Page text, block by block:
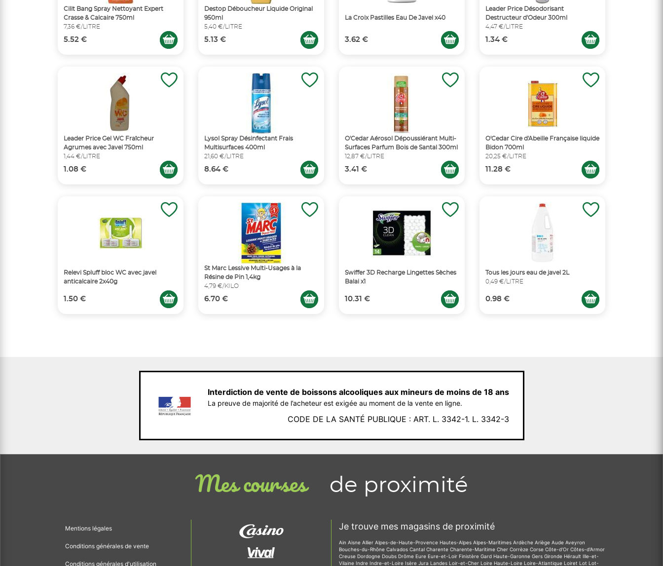
Cilit Bang Spray Nettoyant Expert
Crasse & Calcaire 750ml
7,36 €/LITRE
5.52 €
Destop Déboucheur Liquide Original
950ml
5,40 €/LITRE
5.13 €
La Croix Pastilles Eau De Javel x40
3.62 €
Leader Price Désodorisant
Destructeur d'Odeur 300ml
4,47 €/LITRE
1.34 €
Leader Price Gel WC Fraîcheur
Agrumes avec Javel 750ml
1,44 €/LITRE
1.08 €
Lysol Spray Désinfectant Frais
Multisurfaces 400ml
21,60 €/LITRE
8.64 €
O'Cedar Aérosol Dépoussiérant Multi-
Surfaces Parfum Bois de Santal 300ml
12,87 €/LITRE
3.41 €
O'Cedar Cire d'Abeille Française liquide
Bidon 700ml
20,25 €/LITRE
11.28 €
Relevi Spluff bloc WC avec javel
anticalcaire 2x40g
1.50 €
St Marc Lessive Multi-Usages à la
Résine de Pin 1,4kg
4,79 €/KILO
6.70 €
Swiffer 3D Recharge Lingettes Sèches
Balai x1
10.31 €
Tous les jours eau de javel 2L
0,49 €/LITRE
0.98 €
Interdiction de vente de boissons alcooliques aux mineurs de moins de 18 ans
La preuve de majorité de l’acheteur est exigée au moment de la vente en ligne.
CODE DE LA SANTÉ PUBLIQUE : ART. L. 3342-1. L. 3342-3
Mes courses de proximité
Mentions légales
Conditions générales de vente
Conditions générales d'utilisation
Je trouve mes magasins de proximité
Ain Aisne Allier Alpes-de-Haute-Provence Hautes-Alpes Alpes-Maritimes Ardèche Ariège Aude Aveyron
Bouches-du-Rhône Calvados Cantal Charente Charente-Maritime Cher Corrèze Corse Côte-d'Or Côtes-d'Armor
Creuse Dordogne Doubs Drôme Eure Eure-et-Loir Finistère Gard Haute-Garonne Gers Gironde Hérault Ille-et-
Vilaine Indre Indre-et-Loire Isère Jura Landes Loir-et-Cher Loire Haute-Loire Loire-Atlantique Loiret Lot Lot-